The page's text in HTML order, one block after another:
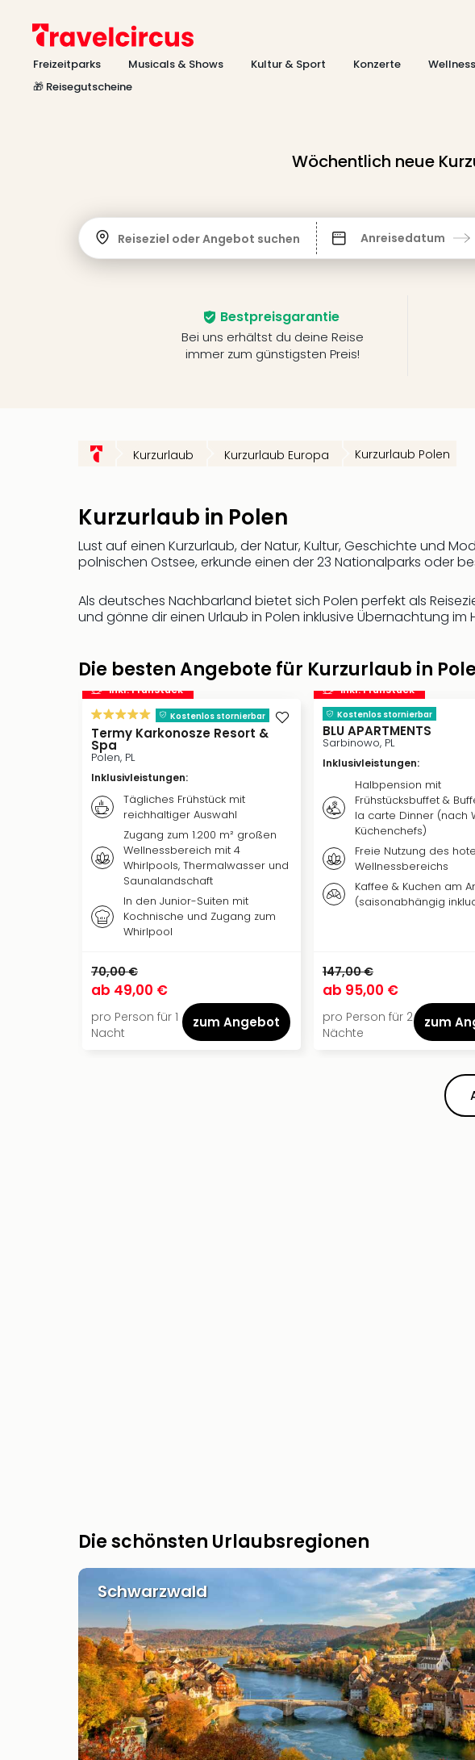
Freizeitparks Musicals & Shows Kultur & Sport Konzerte Wellness
🎁 Reisegutscheine
Wöchentlich neue
Reiseziel oder Angebot suchen Anreisedatum
Bestpreisgarantie
Bei uns erhältst du deine Reise
immer zum günstigsten Preis!
Kurzurlaub Kurzurlaub Europa Kurzurlaub Polen
Kurzurlaub in Polen
Lust auf einen Kurzurlaub, der Natur, Kultur, Geschichte und
polnischen Ostsee, erkunde einen der 23 Nationalparks oder
Als deutsches Nachbarland bietet sich Polen perfekt als
und gönne dir einen Urlaub in Polen inklusive Übernachtung im
Die besten Angebote für Kurzurlaub in
inkl. Frühstück
Kostenlos stornierbar
Termy Karkonosze Resort &
Spa
Polen, PL
Inklusivleistungen:
Tägliches Frühstück mit
reichhaltiger Auswahl
Zugang zum 1.200 m² großen
Wellnessbereich mit 4
Whirlpools, Thermalwasser und
Saunalandschaft
In den Junior-Suiten mit
Kochnische und Zugang zum
Whirlpool
70,00 €
ab 49,00 €
pro Person für 1
Nacht
zum Angebot
inkl. Frühstück
Kostenlos stornierbar
BLU APARTMENTS
Sarbinowo, PL
Inklusivleistungen:
Halbpension mit
Frühstücksbuffet &
la carte Dinner (nach
Küchenchefs)
Freie Nutzung des
Wellnessbereichs
Kaffee & Kuchen am
(saisonabhängig
147,00 €
ab 95,00 €
pro Person für 2
Nächte
zum
Die schönsten Urlaubsregionen
Schwarzwald